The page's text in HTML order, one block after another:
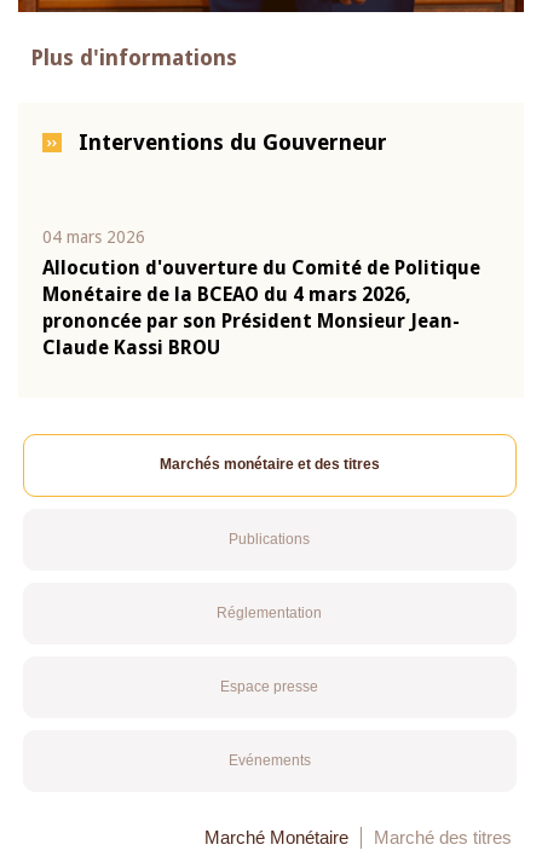
Plus d'informations
Interventions du Gouverneur
04 mars 2026
Allocution d'ouverture du Comité de Politique
Monétaire de la BCEAO du 4 mars 2026,
prononcée par son Président Monsieur Jean-
Claude Kassi BROU
Marchés monétaire et des titres
Publications
Réglementation
Espace presse
Evénements
Marché Monétaire Marché des titres